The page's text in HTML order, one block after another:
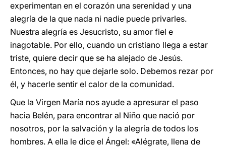
experimentan en el corazón una serenidad y una
alegría de la que nada ni nadie puede privarles.
Nuestra alegría es Jesucristo, su amor fiel e
inagotable. Por ello, cuando un cristiano llega a estar
triste, quiere decir que se ha alejado de Jesús.
Entonces, no hay que dejarle solo. Debemos rezar por
él, y hacerle sentir el calor de la comunidad.
Que la Virgen María nos ayude a apresurar el paso
hacia Belén, para encontrar al Niño que nació por
nosotros, por la salvación y la alegría de todos los
hombres. A ella le dice el Ángel: «Alégrate, llena de